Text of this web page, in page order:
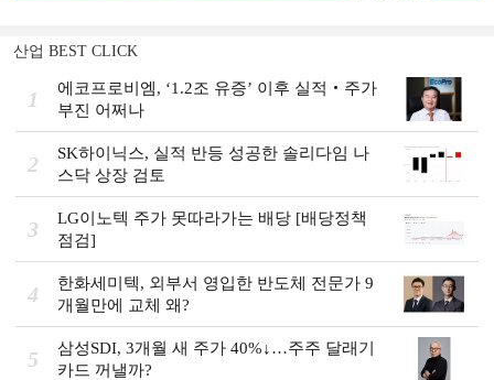
산업 BEST CLICK
1
에코프로비엠, ‘1.2조 유증’ 이후 실적‧주가
부진 어쩌나
2
SK하이닉스, 실적 반등 성공한 솔리다임 나
스닥 상장 검토
3
LG이노텍 주가 못따라가는 배당 [배당정책
점검]
4
한화세미텍, 외부서 영입한 반도체 전문가 9
개월만에 교체 왜?
5
삼성SDI, 3개월 새 주가 40%↓…주주 달래기
카드 꺼낼까?